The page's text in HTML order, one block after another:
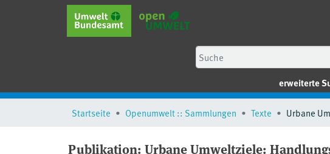
erweiterte
Startseite Openumwelt :: Sammlungen Texte
Publikation: Urbane Umweltziele: